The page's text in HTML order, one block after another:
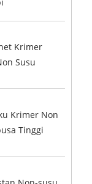
Krimer
Susu
Krimer Non
Tinggi